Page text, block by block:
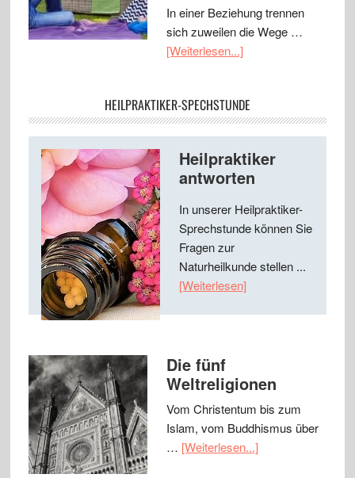
In einer Beziehung trennen
sich zuweilen die Wege …
[Weiterlesen...]
HEILPRAKTIKER-SPECHSTUNDE
Heilpraktiker
antworten
In unserer Heilpraktiker-
Sprechstunde können Sie
Fragen zur
Naturheilkunde stellen ...
[Weiterlesen]
Die fünf
Weltreligionen
Vom Christentum bis zum
Islam, vom Buddhismus über
… [Weiterlesen...]